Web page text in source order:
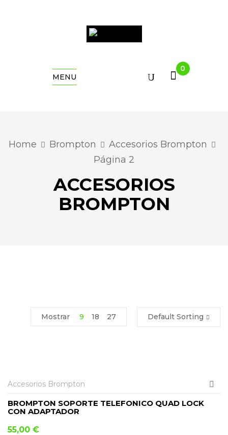
MENU
0
Home Brompton
Accesorios Brompton
Página 2
ACCESORIOS
BROMPTON
Default Sorting
Mostrar 9 18 27
Accesorios Brompton
BROMPTON SOPORTE TELEFONICO QUAD LOCK
CON ADAPTADOR
55,00 €